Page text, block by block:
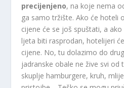
precijenjeno, na koje nema
ga samo tržište. Ako će hoteli
cijene će se još spuštati, a
ljeta biti rasprodan, hotelijeri
cijene. No, tu dolazimo do
jadranske obale ne žive svi od
skuplje hamburgere, kruh,